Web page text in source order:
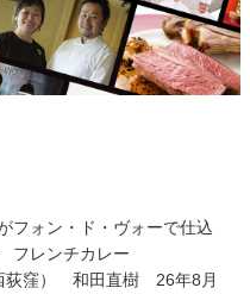
フォン・ド・ヴォーで仕込
フレンチカレー
荻窪） 和田直樹 26年8月